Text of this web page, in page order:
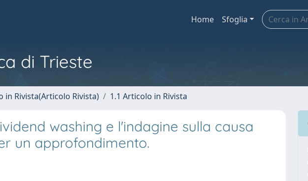
Home Sfoglia
di Trieste
in Rivista(Articolo Rivista) 1.1 Articolo in Rivista
washing e l'indagine sulla causa
un approfondimento.